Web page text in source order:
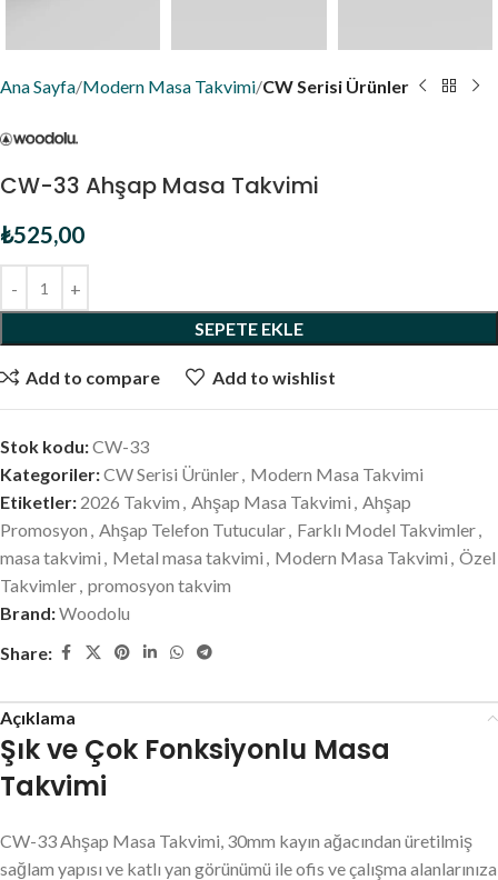
Ana Sayfa Modern Masa Takvimi CW Serisi Ürünler
CW-33 Ahşap Masa Takvimi
₺525,00
SEPETE EKLE
Add to compare Add to wishlist
Stok kodu:CW-33
Kategoriler:CW Serisi Ürünler, Modern Masa Takvimi
Etiketler: 2026 Takvim , Ahşap Masa Takvimi , Ahşap
Promosyon , Ahşap Telefon Tutucular, Farklı Model Takvimler,
masa takvimi , Metal masa takvimi , Modern Masa Takvimi , Özel
Takvimler, promosyon takvim
Brand:Woodolu
Share:
Açıklama
Şık ve Çok Fonksiyonlu Masa
Takvimi
CW-33 Ahşap Masa Takvimi, 30mm kayın ağacından üretilmiş
sağlam yapısı ve katlı yan görünümü ile ofis ve çalışma alanlarınıza